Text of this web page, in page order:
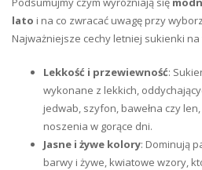
lato i na co zwracać uwagę przy
Najważniejsze cechy letniej sukienki
Lekkość i przewiewność:
wykonane z lekkich,
jedwab, szyfon, bawełna czy
noszenia w gorące dni.
Jasne i żywe kolory: Dominują
barwy i żywe, kwiatowe wzory,